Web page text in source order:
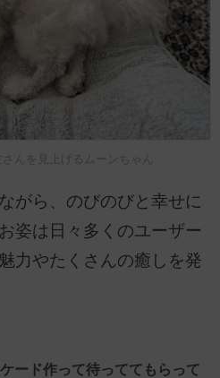
んを見上げるムーンちゃん
がら、のびのびと幸せに
姿は日々多くのユーザー
力やたくさんの癒しを発
ード作って待っててもらって